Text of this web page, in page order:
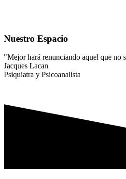
Nuestro Espacio
"Mejor hará renunciando aquel que no
Jacques Lacan
Psiquiatra y Psicoanalista